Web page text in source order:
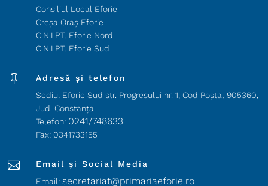
Consiliul Local Eforie
Creșa Oraș Eforie
C.N.I.P.T. Eforie Nord
C.N.I.P.T. Eforie Sud

Adresă și telefon
Sediu: Eforie Sud str. Progresului nr. 1, Cod Poştal 905360,
Jud. Constanţa
Telefon: 0241/748633
Fax: 0341733155

Email și Social Media
Email:secretariat@primariaeforie.ro